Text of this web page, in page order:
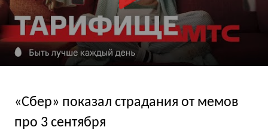
«Сбер» показал страдания от мемов
про 3 сентября